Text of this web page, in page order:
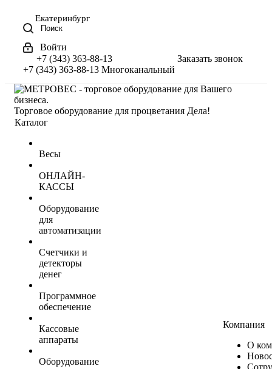
Екатеринбург
Поиск
Войти
+7 (343) 363-88-13
+7 (343) 363-88-13 Многоканальный
Заказать звонок
Торговое оборудование для процветания Дела!
Каталог
Весы
ОНЛАЙН-
КАССЫ
Оборудование
для
автоматизации
Счетчики и
детекторы
денег
Программное
обеспечение
Кассовые
аппараты
Оборудование
Компания
О